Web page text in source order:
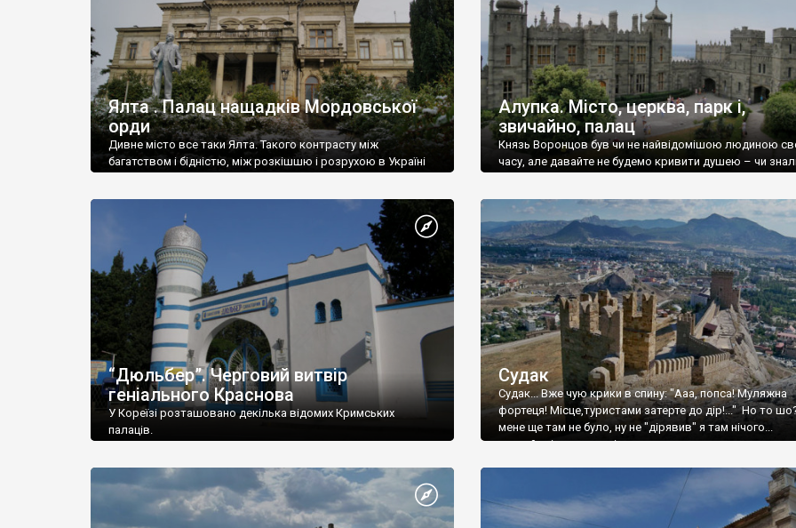
Ялта . Палац нащадків Мордовської
орди
Дивне місто все таки Ялта. Такого контрасту між
багатством і бідністю, між розкішшю і розрухою в Україні
Алупка. Місто, церква, парк і,
звичайно, палац
Князь Воронцов був чи не найвідомішою людиною
часу, але давайте не будемо кривити душею – чи
“Дюльбер”. Черговий витвір
геніального Краснова
У Кореїзі розташовано декілька відомих Кримських
палаців.
Судак
Судак... Вже чую крики в спину: "Ааа, попса! Муляжна
фортеця! Місце,туристами затерте до дір!..." Но то
мене ще там не було, ну не "дірявив" я там нічого...
принаймні до цього літа.